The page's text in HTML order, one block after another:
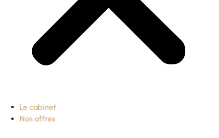
Le cabinet
Nos offres